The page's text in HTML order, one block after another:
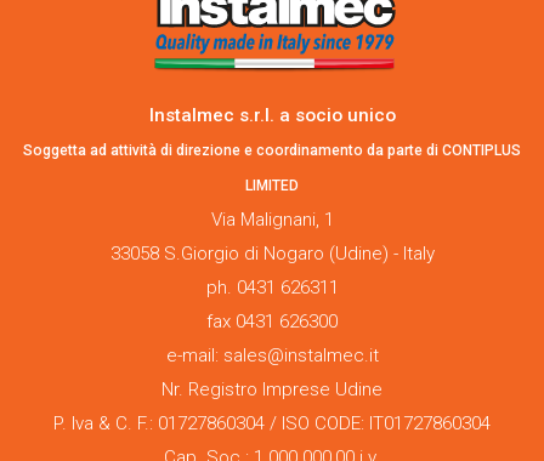
Instalmec s.r.l. a socio unico
Soggetta ad attività di direzione e coordinamento da parte di CONTIPLUS
LIMITED
Via Malignani, 1
33058 S.Giorgio di Nogaro (Udine) - Italy
ph. 0431 626311
fax 0431 626300
e-mail: sales@instalmec.it
Nr. Registro Imprese Udine
P. Iva & C. F.: 01727860304 / ISO CODE: IT01727860304